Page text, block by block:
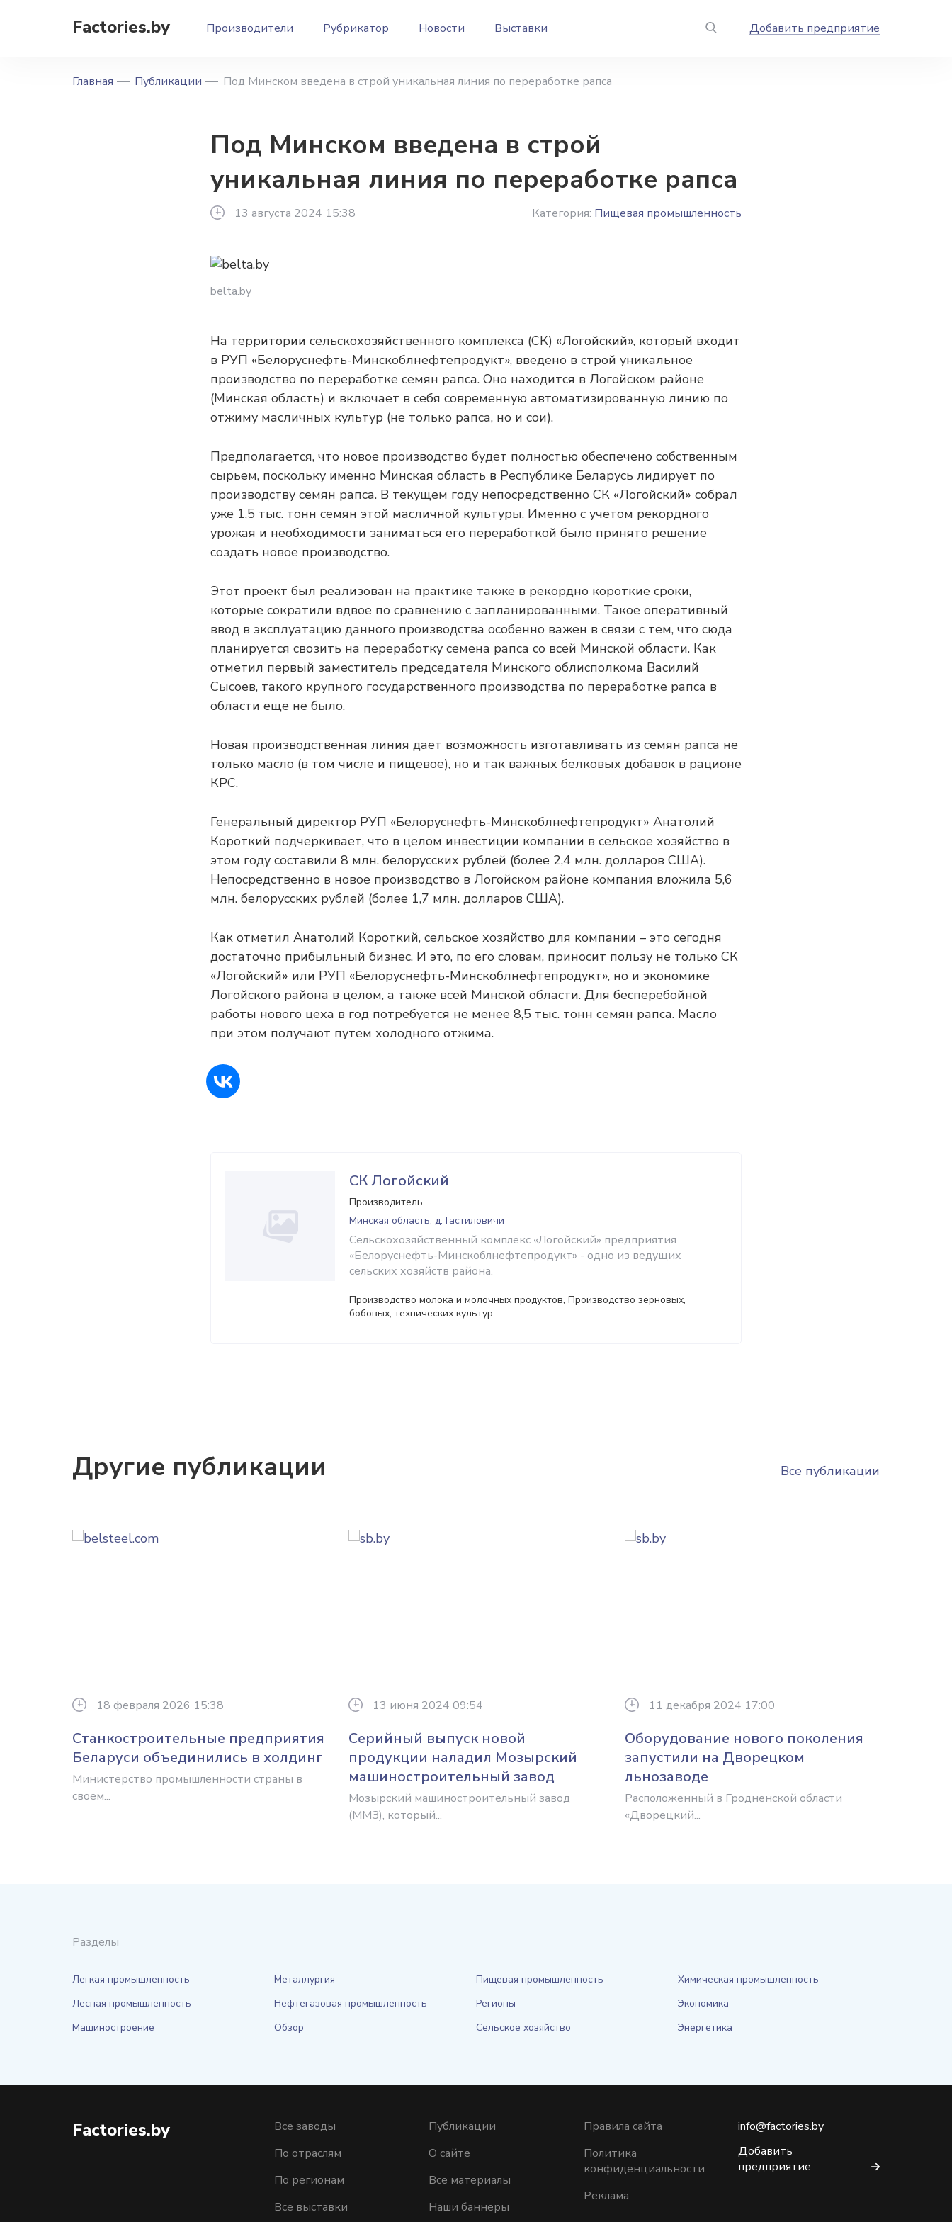
Factories.by Производители Рубрикатор Новости Выставки Добавить предприятие
Главная Публикации Под Минском введена в строй уникальная линия по переработке рапса
Под Минском введена в строй
уникальная линия по переработке рапса
13 августа 2024 15:38 Категория: Пищевая промышленность
belta.by
На территории сельскохозяйственного комплекса (СК) «Логойский», который входит
в РУП «Белоруснефть-Минскоблнефтепродукт», введено в строй уникальное
производство по переработке семян рапса. Оно находится в Логойском районе
(Минская область) и включает в себя современную автоматизированную линию по
отжиму масличных культур (не только рапса, но и сои).
Предполагается, что новое производство будет полностью обеспечено собственным
сырьем, поскольку именно Минская область в Республике Беларусь лидирует по
производству семян рапса. В текущем году непосредственно СК «Логойский» собрал
уже 1,5 тыс. тонн семян этой масличной культуры. Именно с учетом рекордного
урожая и необходимости заниматься его переработкой было принято решение
создать новое производство.
Этот проект был реализован на практике также в рекордно короткие сроки,
которые сократили вдвое по сравнению с запланированными. Такое оперативный
ввод в эксплуатацию данного производства особенно важен в связи с тем, что сюда
планируется свозить на переработку семена рапса со всей Минской области. Как
отметил первый заместитель председателя Минского облисполкома Василий
Сысоев, такого крупного государственного производства по переработке рапса в
области еще не было.
Новая производственная линия дает возможность изготавливать из семян рапса не
только масло (в том числе и пищевое), но и так важных белковых добавок в рационе
КРС.
Генеральный директор РУП «Белоруснефть-Минскоблнефтепродукт» Анатолий
Короткий подчеркивает, что в целом инвестиции компании в сельское хозяйство в
этом году составили 8 млн. белорусских рублей (более 2,4 млн. долларов США).
Непосредственно в новое производство в Логойском районе компания вложила 5,6
млн. белорусских рублей (более 1,7 млн. долларов США).
Как отметил Анатолий Короткий, сельское хозяйство для компании – это сегодня
достаточно прибыльный бизнес. И это, по его словам, приносит пользу не только СК
«Логойский» или РУП «Белоруснефть-Минскоблнефтепродукт», но и экономике
Логойского района в целом, а также всей Минской области. Для бесперебойной
работы нового цеха в год потребуется не менее 8,5 тыс. тонн семян рапса. Масло
при этом получают путем холодного отжима.
СК Логойский
Производитель
Минская область, д. Гастиловичи
Сельскохозяйственный комплекс «Логойский» предприятия
«Белоруснефть-Минскоблнефтепродукт» - одно из ведущих
сельских хозяйств района.
Производство молока и молочных продуктов, Производство зерновых,
бобовых, технических культур
Другие публикации Все публикации
18 февраля 2026 15:38
Станкостроительные предприятия
Беларуси объединились в холдинг
Министерство промышленности страны в
своем...
13 июня 2024 09:54
Серийный выпуск новой
продукции наладил Мозырский
машиностроительный завод
Мозырский машиностроительный завод
(ММЗ), который...
11 декабря 2024 17:00
Оборудование нового поколения
запустили на Дворецком
льнозаводе
Расположенный в Гродненской области
«Дворецкий...
Разделы
Легкая промышленность
Лесная промышленность
Машиностроение
Металлургия
Нефтегазовая промышленность
Обзор
Пищевая промышленность
Регионы
Сельское хозяйство
Химическая промышленность
Экономика
Энергетика
Factories.by
Все заводы
По отраслям
По регионам
Все выставки
Публикации
О сайте
Все материалы
Наши баннеры
Правила сайта
Политика
конфиденциальности
Реклама
info@factories.by
Добавить
предприятие